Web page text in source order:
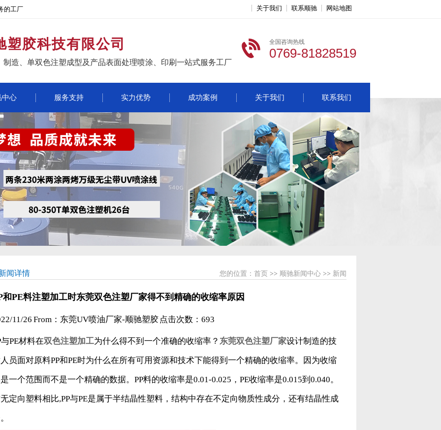
的工厂 关于我们 联系顺驰 网站地图
塑胶科技有限公司
制造、单双色注塑成型及产品表面处理喷涂、印刷一站式服务工厂
全国咨询热线
0769-81828519
中心 服务支持 实力优势 成功案例 关于我们 联系我们
闻详情 您的位置： 首页 >> 顺驰新闻中心 >> 新闻
和PE料注塑加工时东莞双色注塑厂家得不到精确的收缩率原因
11/26 From：东莞UV喷油厂家-顺驰塑胶 点击次数： 693
与PE材料在双色注塑加工为什么得不到一个准确的收缩率？ 东莞双色注塑厂家设计制造的技
员面对原料PP和PE时为什么在所有可用资源和技术下能得到一个精确的收缩率。因为收缩
一个范围而不是一个精确的数据。PP料的收缩率是0.01-0.025，PE收缩率是0.015到0.040。
定向塑料相比,PP与PE是属于半结晶性塑料，结构中存在不定向物质性成分，还有结晶性成